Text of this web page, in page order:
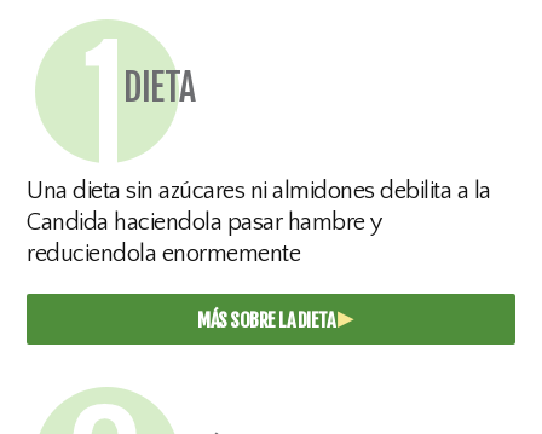
DIETA
Una dieta sin azúcares ni almidones debilita a la
Candida haciendola pasar hambre y
reduciendola enormemente
MÁS SOBRE LA DIETA▸